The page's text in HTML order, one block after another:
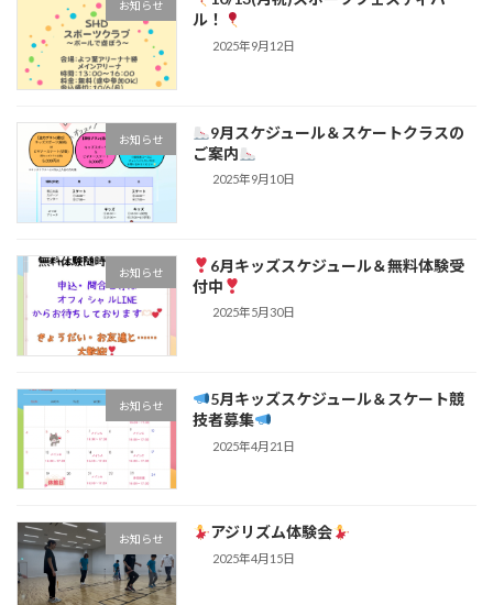
お知らせ
ル！
2025年9月12日
お知らせ
9月スケジュール＆スケートクラスの
ご案内
2025年9月10日
お知らせ
6月キッズスケジュール＆無料体験受
付中
2025年5月30日
お知らせ
5月キッズスケジュール＆スケート競
技者募集
2025年4月21日
お知らせ アジリズム体験会
2025年4月15日